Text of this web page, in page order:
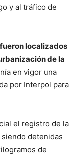
y al tráfico de
fueron localizados
de la
en vigor una
por Interpol para
el registro de la
detenidas
de